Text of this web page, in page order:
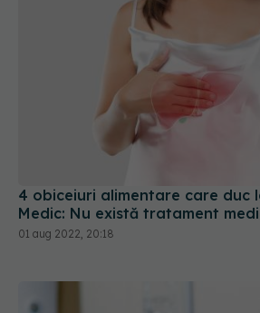
4 obiceiuri alimentare care duc
Medic: Nu există tratament
01 aug 2022, 20:18